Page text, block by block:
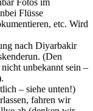
Flüsse
etc. Wird
nach Diyarbakir
(Den
unbekannt sein –
– siehe unten!)
fahren wir